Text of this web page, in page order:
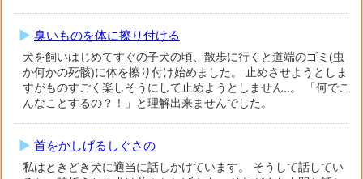
臭いものを体に擦り付ける
犬を飼いはじめてすぐの子犬の頃、散歩に行くと道端のゴミ(虫
か何かの死骸)に体を擦り付け始めました。 止めさせようとしま
すがものすごく楽しそうにして止めようとしません..。 「何でこ
んなことするの？！」と理解出来ませんでした。
首をかしげるしぐさの
私はときどき犬に適当に話しかけています。 そうして話してい